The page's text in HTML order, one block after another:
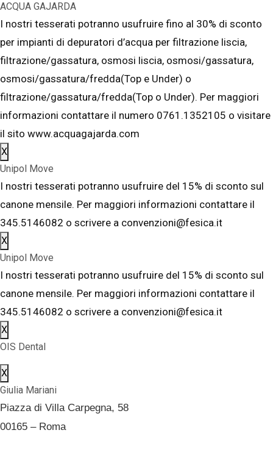
ACQUA GAJARDA
I nostri tesserati potranno usufruire fino al 30% di sconto
per impianti di depuratori d’acqua per filtrazione liscia,
filtrazione/gassatura, osmosi liscia, osmosi/gassatura,
osmosi/gassatura/fredda(Top e Under) o
filtrazione/gassatura/fredda(Top o Under). Per maggiori
informazioni contattare il numero 0761.1352105 o visitare
il sito www.acquagajarda.com
X
Unipol Move
I nostri tesserati potranno usufruire del 15% di sconto sul
canone mensile. Per maggiori informazioni contattare il
345.5146082 o scrivere a convenzioni@fesica.it
X
Unipol Move
I nostri tesserati potranno usufruire del 15% di sconto sul
canone mensile. Per maggiori informazioni contattare il
345.5146082 o scrivere a convenzioni@fesica.it
X
OIS Dental
X
Giulia Mariani
Piazza di Villa Carpegna, 58
00165 – Roma